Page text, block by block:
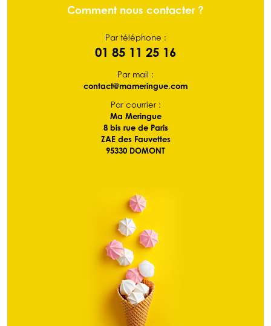
Comment nous contacter ?
Par téléphone :
01 85 11 25 16
Par mail :
contact@mameringue.com
Par courrier :
Ma Meringue
8 bis rue de Paris
ZAE des Fauvettes
95330 DOMONT